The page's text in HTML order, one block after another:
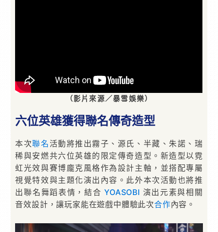
（影片來源／暴雪娛樂）
六位英雄獲得聯名傳奇造型
本次聯名 活動將推出霧子、源氏、半藏、朱諾、瑞
稀與安燃共六位英雄的限定傳奇造型。新造型以霓
虹光效與賽博龐克風格作為設計主軸，並搭配專屬
視覺特效與主題化演出內容。此外本次活動也將推
出聯名舞蹈表情，結合YOASOBI 演出元素與相關
音效設計，讓玩家能在遊戲中體驗此次合作內容。